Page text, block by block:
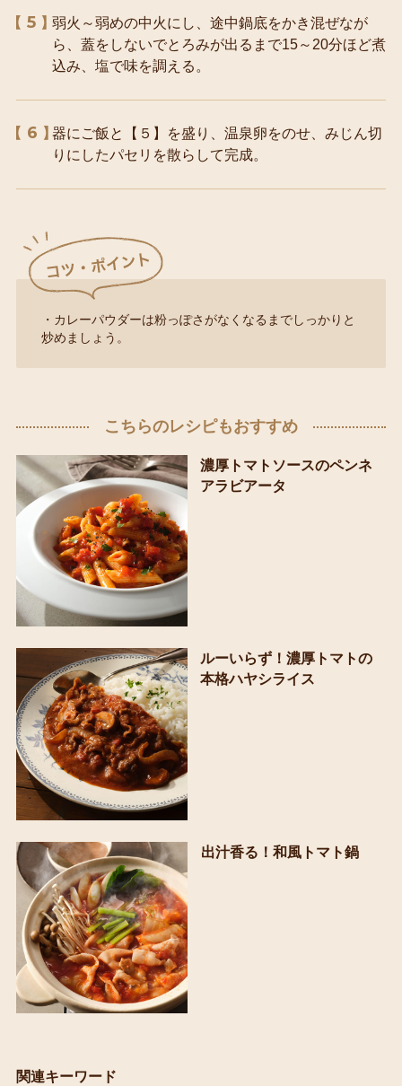
5
弱火～弱めの中火にし、途中鍋底をかき混ぜなが
ら、蓋をしないでとろみが出るまで15～20分ほど煮
込み、塩で味を調える。
6
器にご飯と【５】を盛り、温泉卵をのせ、みじん切
りにしたパセリを散らして完成。
・カレーパウダーは粉っぽさがなくなるまでしっかりと
炒めましょう。
こちらのレシピもおすすめ
濃厚トマトソースのペンネ
アラビアータ
ルーいらず！濃厚トマトの
本格ハヤシライス
出汁香る！和風トマト鍋
関連キーワード